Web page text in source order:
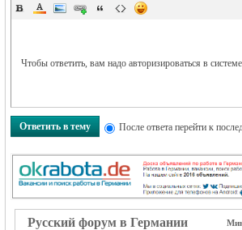
Чтобы ответить, вам надо авторизироваться в
Ответить в тему После ответа перейти к
Русский форум в Германии